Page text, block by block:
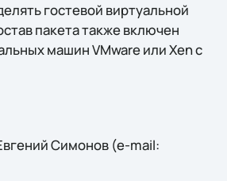
гостевой виртуальной
пакета также включен
машин VMware или Xen с
Симонов (e-mail: